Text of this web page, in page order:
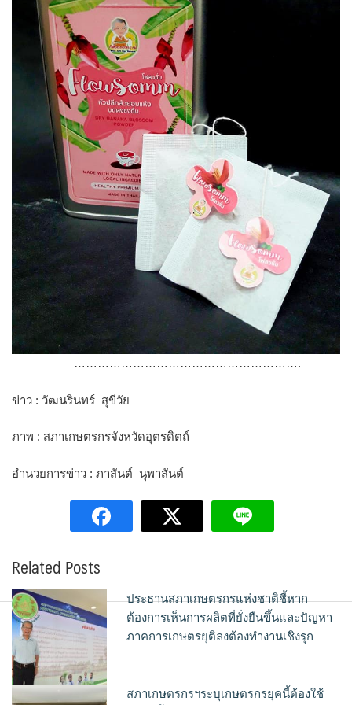
………………………………………………….
ข่าว : วัฒนรินทร์ สุขีวัย
ภาพ : สภาเกษตรกรจังหวัดอุตรดิตถ์
อำนวยการข่าว : ภาสันต์ นุพาสันต์
Related Posts
ประธานสภาเกษตรกรแห่งชาติชี้หาก
ต้องการเห็นการผลิตที่ยั่งยืนขึ้นและปัญหา
ภาคการเกษตรยุติลงต้องทำงานเชิงรุก
สภาเกษตรกรฯระบุเกษตรกรยุคนี้ต้องใช้